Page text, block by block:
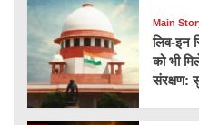
Main
लिव-इन
को भी
संरक्षण: